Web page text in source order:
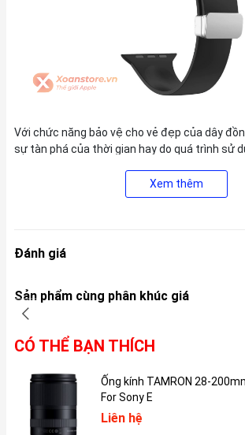
Với chức năng bảo vệ cho vẻ đẹp của dây
sự tàn phá của thời gian hay do quá trình sử
dây đeo một cách dễ dàng, nhanh chóng và
những loại khóa gài kim truyền thống mà bạn
được độ dài của dây khi dùng mà không cần
Xem thêm
Đánh giá
Sản phẩm cùng phân khúc giá
CÓ THỂ BẠN THÍCH
Ống kính TAMRON 28-200mm F2.8-5.6 Di III RXD
For Sony E
Liên hệ